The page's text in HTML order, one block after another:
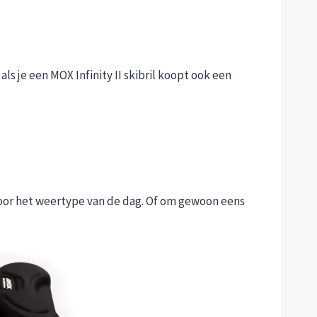
je een MOX Infinity II skibril koopt ook een
weertype van de dag. Of om gewoon eens